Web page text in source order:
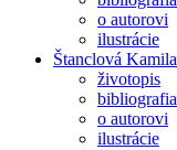
o autorovi
ilustrácie
Štanclová Kamila
životopis
bibliografia
o autorovi
ilustrácie